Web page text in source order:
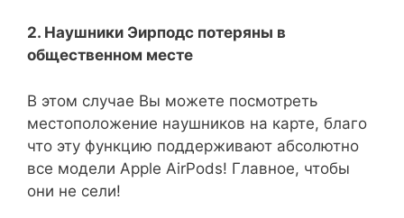
2. Наушники Эирподс потеряны в
общественном месте
В этом случае Вы можете посмотреть
местоположение наушников на карте, благо
что эту функцию поддерживают абсолютно
все модели Apple AirPods! Главное, чтобы
они не сели!